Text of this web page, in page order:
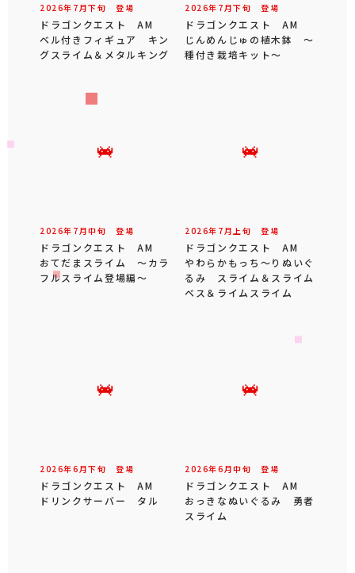
2026年 7 月下旬 登場
ドラゴンクエスト AM
ベル付きフィギュア キン
グスライム＆メタルキング
2026年 7 月下旬 登場
ドラゴンクエスト AM
じんめんじゅの植木鉢 ～
種付き栽培キット～
2026年 7 月中旬 登場
ドラゴンクエスト AM
おてだまスライム ～カラ
フルスライム登場編～
2026年 7 月 上旬 登場
ドラゴンクエスト AM
やわらかもっち～りぬいぐ
るみ スライム＆スライム
ベス＆ライムスライム
2026年6 月下旬 登場
ドラゴンクエスト AM
ドリンクサーバー タル
2026年6 月中旬 登場
ドラゴンクエスト AM
おっきなぬいぐるみ 勇者
スライム